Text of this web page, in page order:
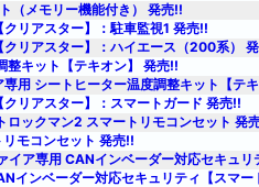
（メモリー機能付き） 発売!!
リアスター】：駐車監視1 発売!!
リアスター】：ハイエース（200系）
整キット【テキオン】 発売!!
用 シートヒーター温度調整キット【テ
リアスター】：スマートガード 発売!!
ックマン2 スマートリモコンセット 発
モコンセット 発売!!
イア専用 CANインベーダー対応セキュ
インベーダー対応セキュリティ【スマー